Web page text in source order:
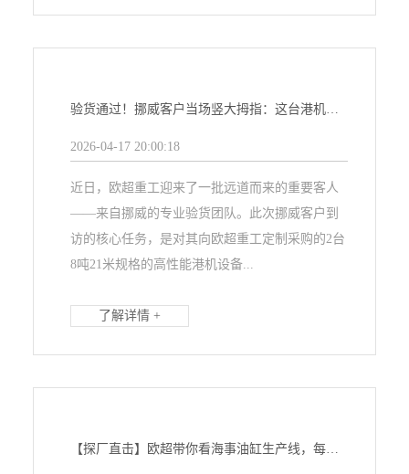
验货通过！挪威客户当场竖大拇指：这台港机，值了！
2026-04-17 20:00:18
近日，欧超重工迎来了一批远道而来的重要客人
——来自挪威的专业验货团队。此次挪威客户到
访的核心任务，是对其向欧超重工定制采购的2台
8吨21米规格的高性能港机设备...
了解详情 +
【探厂直击】欧超带你看海事油缸生产线，每一帧都是力量！